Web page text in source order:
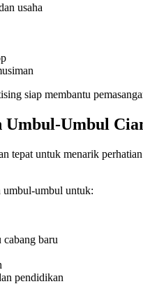
usaha
siap membantu
Umbul-Umbul
tepat untuk menarik
umbul-umbul untuk:
cabang baru
pendidikan